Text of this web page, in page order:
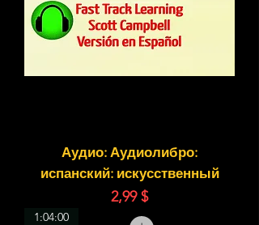
Аудио: Аудиолибро:
испанский: искусственный
Цена
2,99 $
1:04:00